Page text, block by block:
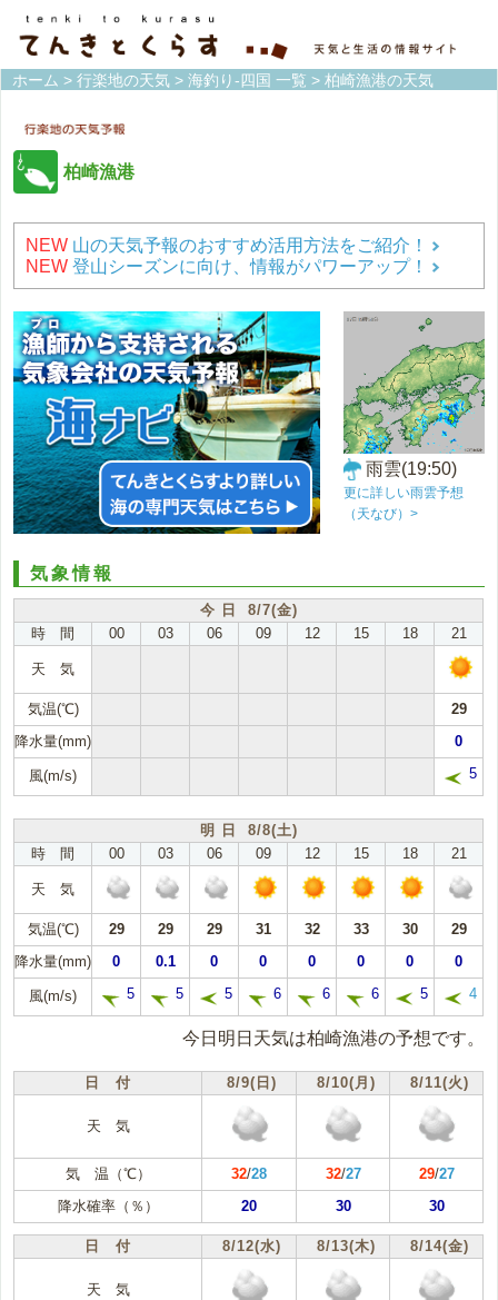
ホーム > 行楽地の天気 > 海釣り-四国 一覧 > 柏崎漁港の天気
柏崎漁港
NEW 山の天気予報のおすすめ活用方法をご紹介！
NEW 登山シーズンに向け、情報がパワーアップ！
雨雲(19:50)
更に詳しい雨雲予想
（天なび）>
気象情報
今 日 8/7(金)
時 間
00 03 06 09 12 15 18 21
天 気
気温(℃)
29
降水量(mm)
0
風(m/s) 5
明 日 8/8(土)
時 間
00 03 06 09 12 15 18 21
天 気
気温(℃) 29 29 29 31 32 33 30
29
降水量(mm)
0 0.1 0 0 0 0 0 0
風(m/s) 5 5 5 6 6 6 5 4
今日明日天気は柏崎漁港の予想です。
日 付 8/9(日) 8/10(月) 8/11(火)
天 気
気 温（℃） 32/28 32/27 29/27
降水確率（％）
20 30 30
日 付 8/12(水) 8/13(木) 8/14(金)
天 気